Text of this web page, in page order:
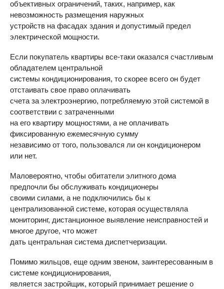
объективных ограничений, таких, например, как
невозможность размещения наружных
устройств на фасадах здания и допустимый предел
электрической мощности.
Если покупатель квартиры все-таки оказался счастливым
обладателем центральной
системы кондиционирования, то скорее всего он будет
отстаивать свое право оплачивать
счета за электроэнергию, потребляемую этой системой в
соответствии с затраченными
на его квартиру мощностями, а не оплачивать
фиксированную ежемесячную сумму
независимо от того, пользовался ли он кондиционером
или нет.
Маловероятно, чтобы обитатели элитного дома
предпочли бы обслуживать кондиционеры
своими силами, а не подключились бы к
централизованной системе, которая осуществляла
мониторинг, дистанционное выявление неисправностей и
многое другое, что может
дать центральная система диспетчеризации.
Помимо жильцов, еще одним звеном, заинтересованным в
системе кондиционирования,
является застройщик, который принимает решение о